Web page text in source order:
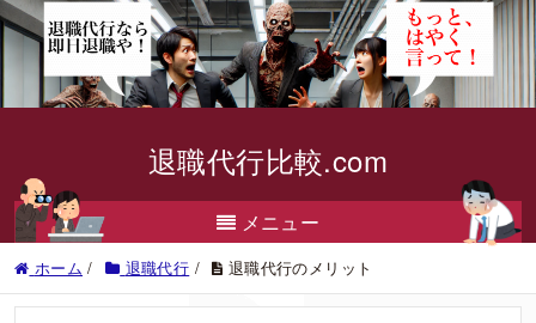
退職代行比較.com
メニュー
ホーム / 退職代行 / 退職代行のメリット